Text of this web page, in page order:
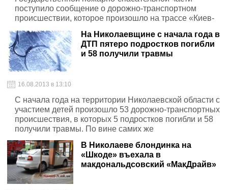
поступило сообщение о дорожно-транспортном
происшествии, которое произошло на трассе «Киев-
области.
На Николаевщине с начала года в
ДТП пятеро подростков погибли
и 58 получили травмы
16.08.2013 в 13:10
С начала года на территории Николаевской области с
участием детей произошло 53 дорожно-транспортных
происшествия, в которых 5 подростков погибли и 58
получили травмы. По вине самих же
несовершеннолетних произошло 15 ДТП, в которых
15 человек травмированы.В Николаеве блондинка на
«Шкоде» въехала в
макдональдсовский «МакДрайв»